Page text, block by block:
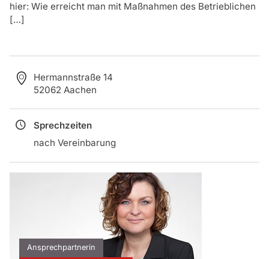
hier: Wie erreicht man mit Maßnahmen des Betrieblichen
[…]
Hermannstraße 14
52062 Aachen
Sprechzeiten
nach Vereinbarung
Ansprechpartnerin